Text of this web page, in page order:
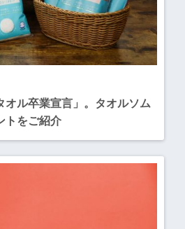
オル卒業宣言」。タオルソム
トをご紹介